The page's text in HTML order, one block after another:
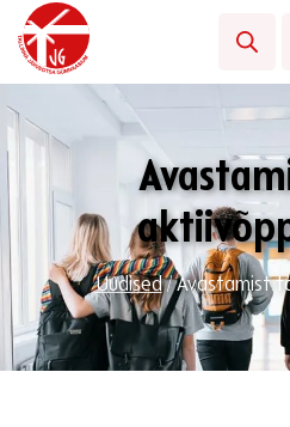
Uudised/Avastamist